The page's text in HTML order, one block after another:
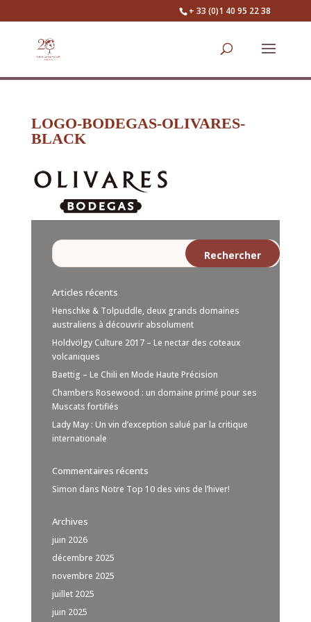
+ 33 (0)1 40 95 22 38
LOGO-BODEGAS-OLIVARES-
BLACK
Articles récents
Henschke & Tolpuddle, deux grands domaines
australiens à découvrir absolument
Holdvölgy Culture 2017 – Le nectar des coteaux
volcaniques
Baettig – Le Chili en Mode Haute Précision
Chambers Rosewood : un domaine primé pour ses
Muscats fortifiés
Lady May : Un vin d’exception salué par la critique
internationale
Commentaires récents
Simon dans Notre Top 10 des vins de l’hiver!
Archives
juin 2026
décembre 2025
novembre 2025
juillet 2025
juin 2025